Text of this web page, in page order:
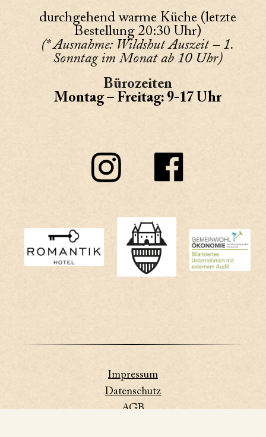
durchgehend warme Küche (letzte
Bestellung 20:30 Uhr)
(* Ausnahme: Wildshut Auszeit – 1.
Sonntag im Monat ab 10 Uhr)
Bürozeiten
Montag – Freitag: 9-17 Uhr
Impressum
Datenschutz
AGB